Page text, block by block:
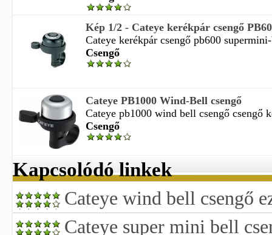
Kép 1/2 - Cateye kerékpár csengő
Cateye kerékpár csengő pb600
Csengő
Cateye PB1000 Wind-Bell csengő
Cateye pb1000 wind bell csengő csengő
Csengő
Kapcsolódó linkek
Cateye wind bell csengő
Cateye super mini bell